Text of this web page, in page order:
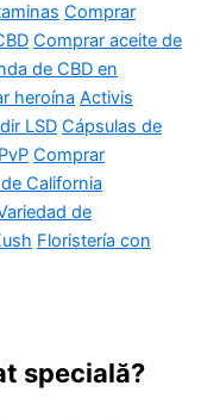
Comprar
Comprar aceite de
de CBD en
heroína Activis
LSD Cápsulas de
Comprar
California
de
Floristería con
specială?